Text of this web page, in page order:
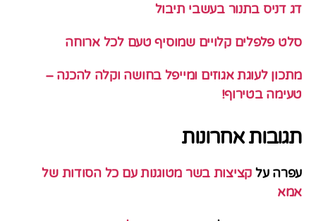
דג דניס בתנור בעשבי תיבול
סלט פלפלים קלויים שמוסיף טעם לכל ארוחה
מתכון לעוגת אגוזים ומייפל בחושה וקלה להכנה –
טעימה בטירוף!
תגובות אחרונות
עפרה על קציצות בשר מטוגנות עם כל הסודות של
אמא